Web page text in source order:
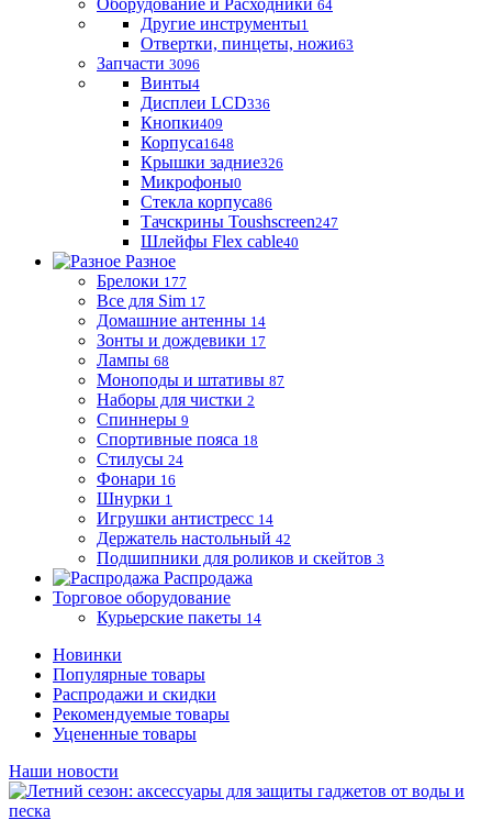
Оборудование и Расходники 64
Другие инструменты1
Отвертки, пинцеты, ножи63
Запчасти 3096
Винты4
Дисплеи LCD336
Кнопки409
Корпуса1648
Крышки задние326
Микрофоны0
Стекла корпуса86
Тачскрины Toushscreen247
Шлейфы Flex cable40
Разное
Брелоки 177
Все для Sim 17
Домашние антенны 14
Зонты и дождевики 17
Лампы 68
Моноподы и штативы 87
Наборы для чистки 2
Спиннеры 9
Спортивные пояса 18
Стилусы 24
Фонари 16
Шнурки 1
Игрушки антистресс 14
Держатель настольный 42
Подшипники для роликов и скейтов 3
Распродажа
Торговое оборудование
Курьерские пакеты 14
Новинки
Популярные товары
Распродажи и скидки
Рекомендуемые товары
Уцененные товары
Наши новости